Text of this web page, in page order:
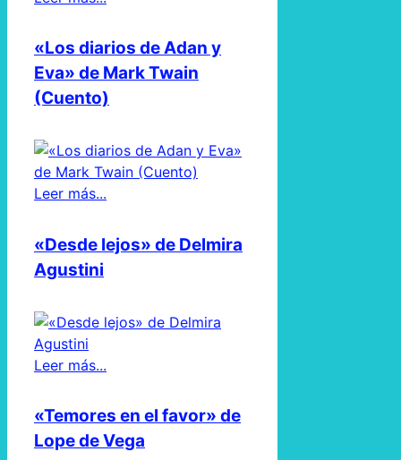
«Los diarios de Adan y
Eva» de Mark Twain
(Cuento)
Leer más...
«Desde lejos» de Delmira
Agustini
Leer más...
«Temores en el favor» de
Lope de Vega